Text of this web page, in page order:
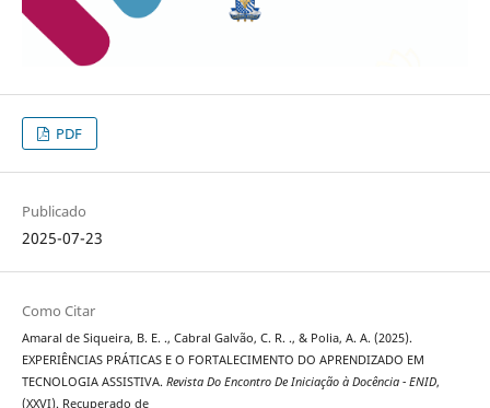
PDF
Publicado
2025-07-23
Como Citar
Amaral de Siqueira, B. E. ., Cabral Galvão, C. R. ., & Polia, A. A. (2025).
EXPERIÊNCIAS PRÁTICAS E O FORTALECIMENTO DO APRENDIZADO EM
TECNOLOGIA ASSISTIVA. Revista Do Encontro De Iniciação à Docência - ENID,
(XXVI). Recuperado de